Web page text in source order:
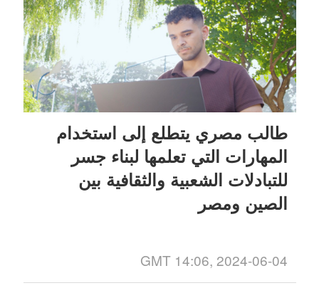
طالب مصري يتطلع إلى استخدام
المهارات التي تعلمها لبناء جسر
للتبادلات الشعبية والثقافية بين
الصين ومصر
GMT 14:06, 2024-06-04